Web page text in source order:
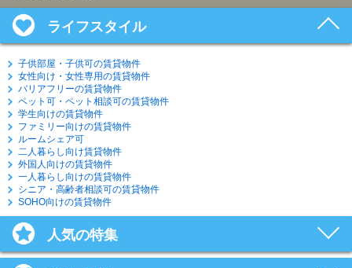
ライフスタイル
子供部屋・子供可の賃貸物件
女性向け・女性専用の賃貸物件
バリアフリーの賃貸物件
ペット可・ペット相談可の賃貸物件
学生向けの賃貸物件
ファミリー向けの賃貸物件
ルームシェア可
二人暮らし向け賃貸物件
外国人向けの賃貸物件
一人暮らし向けの賃貸物件
シニア・高齢者相談可の賃貸物件
SOHO向けの賃貸物件
人気の特集